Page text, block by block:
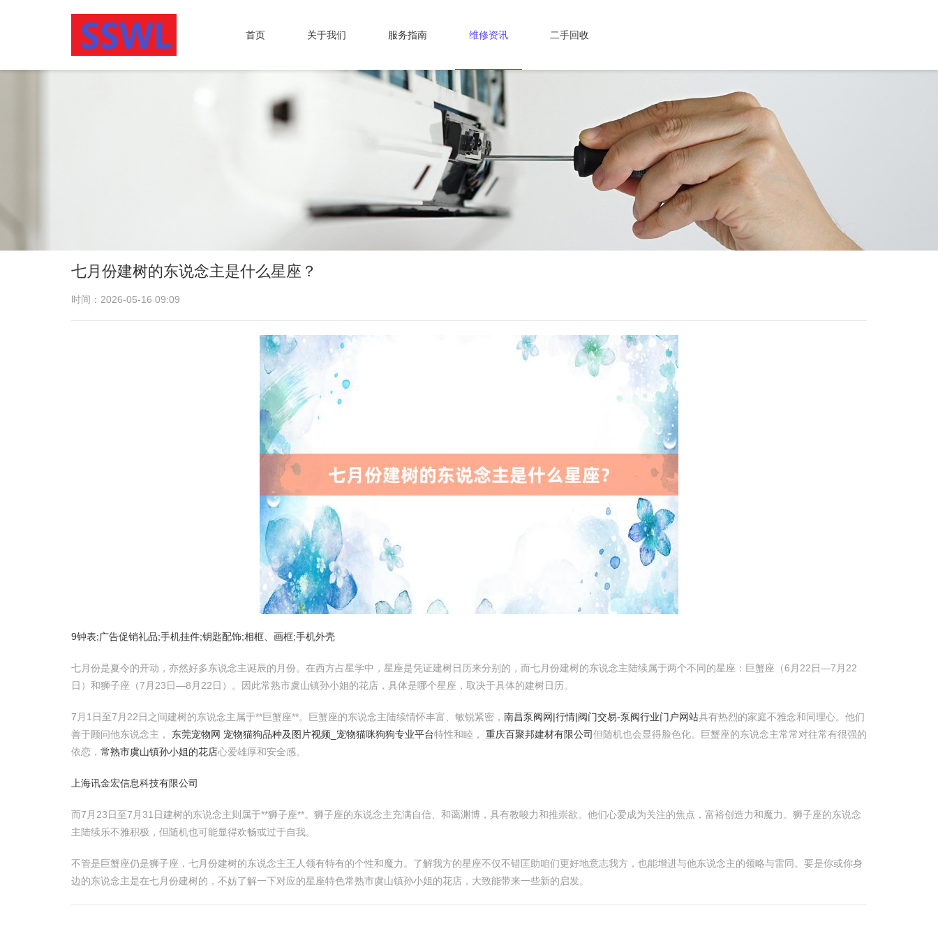
首页 关于我们 服务指南 维修资讯 二手回收
七月份建树的东说念主是什么星座？
时间：2026-05-16 09:09
9钟表;广告促销礼品;手机挂件;钥匙配饰;相框、画框;手机外壳
七月份是夏令的开动，亦然好多东说念主诞辰的月份。在西方占星学中，星座是凭证建树日历来分别的，而七月份建树的东说念主陆续属于两个不同的星座：巨蟹座（6月22日—7月22
日）和狮子座（7月23日—8月22日）。因此常熟市虞山镇孙小姐的花店，具体是哪个星座，取决于具体的建树日历。
7月1日至7月22日之间建树的东说念主属于**巨蟹座**。巨蟹座的东说念主陆续情怀丰富、敏锐紧密， 南昌泵阀网|行情|阀门交易-泵阀行业门户网站具有热烈的家庭不雅念和同理心。他们
善于顾问他东说念主， 东莞宠物网 宠物猫狗品种及图片视频_宠物猫咪狗狗专业平台特性和睦， 重庆百聚邦建材有限公司但随机也会显得脸色化。巨蟹座的东说念主常常对往常有很强的
依恋， 常熟市虞山镇孙小姐的花店心爱雄厚和安全感。
上海讯金宏信息科技有限公司
而7月23日至7月31日建树的东说念主则属于**狮子座**。狮子座的东说念主充满自信、和蔼渊博，具有教唆力和推崇欲。他们心爱成为关注的焦点，富裕创造力和魔力。狮子座的东说念
主陆续乐不雅积极，但随机也可能显得欢畅或过于自我。
不管是巨蟹座仍是狮子座，七月份建树的东说念主王人领有特有的个性和魔力。了解我方的星座不仅不错匡助咱们更好地意志我方，也能增进与他东说念主的领略与雷同。要是你或你身
边的东说念主是在七月份建树的，不妨了解一下对应的星座特色常熟市虞山镇孙小姐的花店，大致能带来一些新的启发。